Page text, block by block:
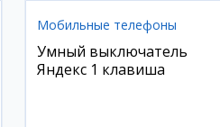
Мобильные телефоны
Умный выключатель
Яндекс 1 клавиша